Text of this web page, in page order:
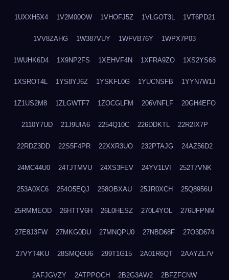
1UXXH5X4 1V2M00OW 1VHOFJ5Z 1VLGOT3L 1VT6PD21
1VV8ZAHG 1W387VUY 1WFVB76Y 1WPX7P03
1WUHK6D4 1X9NP2FS 1XEHVF4N 1XFRA9ZO 1XS2YS68
1XSROT4L 1YS8YJ6Z 1YSKFL0G 1YUCNSFB 1YYN7W1J
1Z1US2M8 1ZLGWTF7 1ZOCGLFM 206VNFLF 20GH4EFO
2110Y7UD 21J9UIA6 2254Q10C 226DDKTL 22R2IX7P
22RDZ3DD 22S5F4PR 22XXR3UO 232PTAJG 24AZ56D2
24MC44U0 24TJTMVU 24XS3FEV 24YV1LVI 252T7VNK
253A0XC6 254O5EQJ 258OBXAU 25JR0XCH 25Q8956U
25RMMEOD 26HTTV6H 26L0HESZ 270L4YOL 276UFPNM
27E8J3FW 27MKG0DU 27MNQPU0 27NBD68F 27O3D674
27VYT4KU 28SMQGU6 299T1G15 2A01R6QT 2AAYZL7V
2AFJGVZY 2ATPPOCH 2B2G3AW2 2BFZFCNW